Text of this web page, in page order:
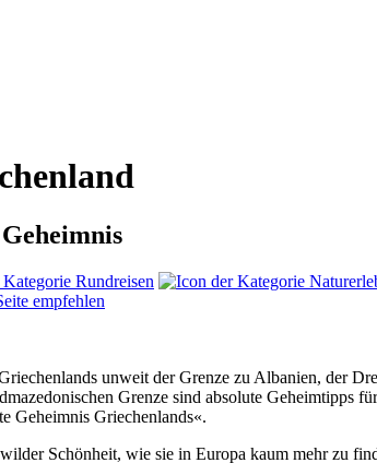
unweit der Grenze zu Albanien, der
Grenze sind absolute
Geheimnis Griechenlands«.
Schönheit, wie sie in Europa kaum mehr zu